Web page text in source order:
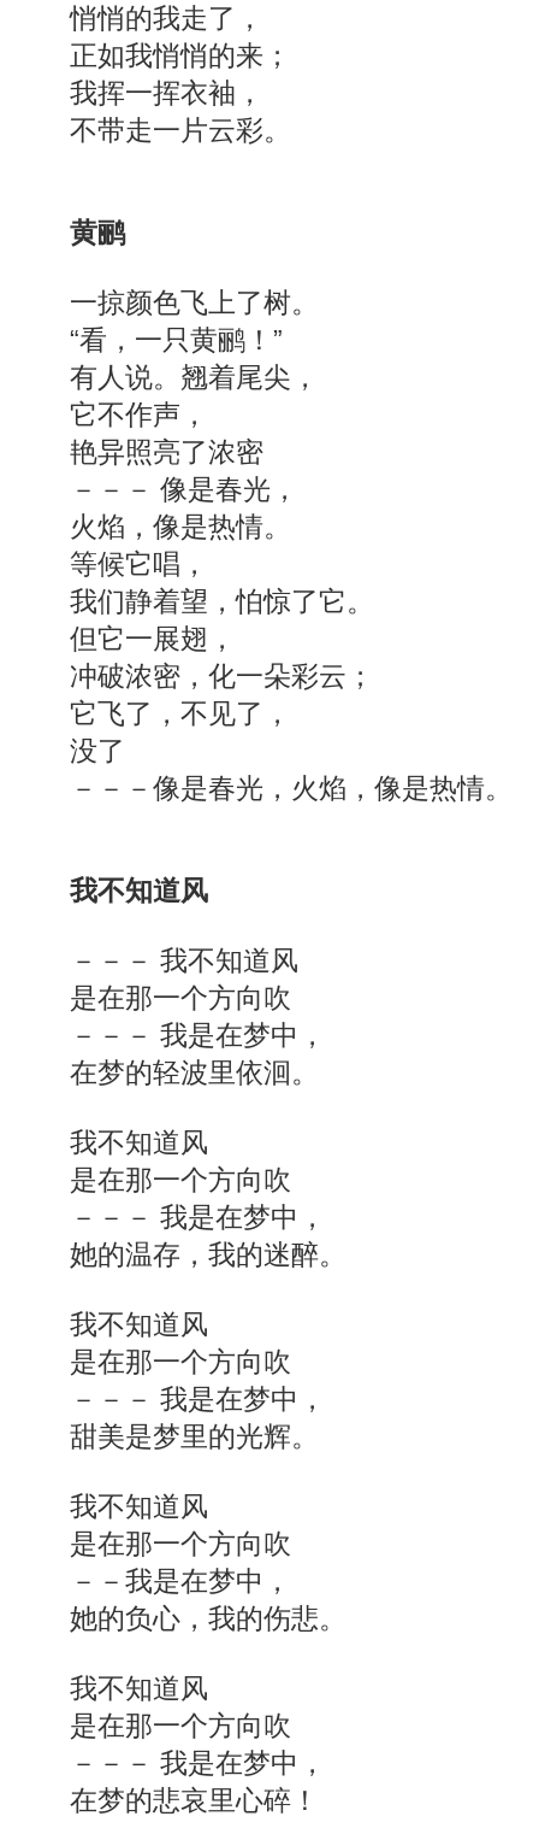
悄悄的我走了，
正如我悄悄的来；
我挥一挥衣袖，
不带走一片云彩。
黄鹂
一掠颜色飞上了树。
“看，一只黄鹂！”
有人说。翘着尾尖，
它不作声，
艳异照亮了浓密
－－－ 像是春光，
火焰，像是热情。
等候它唱，
我们静着望，怕惊了它。
但它一展翅，
冲破浓密，化一朵彩云；
它飞了，不见了，
没了
－－－像是春光，火焰，像是热情。
我不知道风
－－－ 我不知道风
是在那一个方向吹
－－－ 我是在梦中，
在梦的轻波里依洄。
我不知道风
是在那一个方向吹
－－－ 我是在梦中，
她的温存，我的迷醉。
我不知道风
是在那一个方向吹
－－－ 我是在梦中，
甜美是梦里的光辉。
我不知道风
是在那一个方向吹
－－我是在梦中，
她的负心，我的伤悲。
我不知道风
是在那一个方向吹
－－－ 我是在梦中，
在梦的悲哀里心碎！